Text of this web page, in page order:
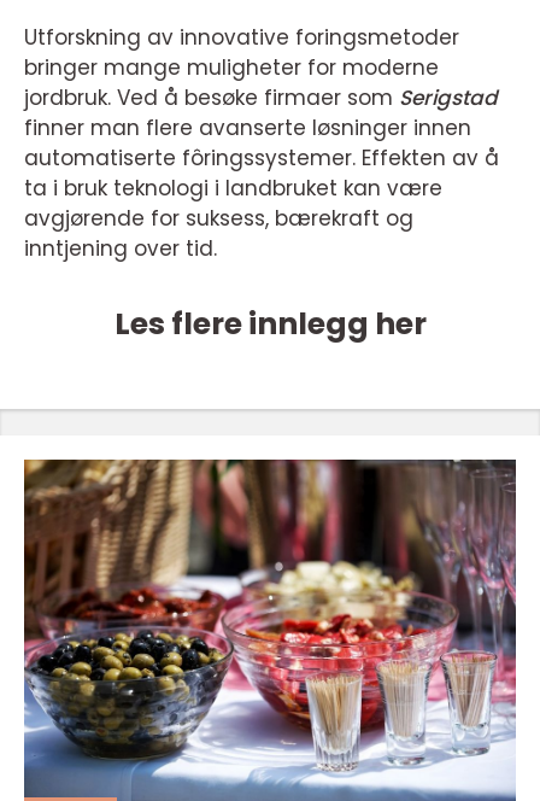
Utforskning av innovative foringsmetoder
bringer mange muligheter for moderne
jordbruk. Ved å besøke firmaer som Serigstad
finner man flere avanserte løsninger innen
automatiserte fôringssystemer. Effekten av å
ta i bruk teknologi i landbruket kan være
avgjørende for suksess, bærekraft og
inntjening over tid.
Les flere innlegg her